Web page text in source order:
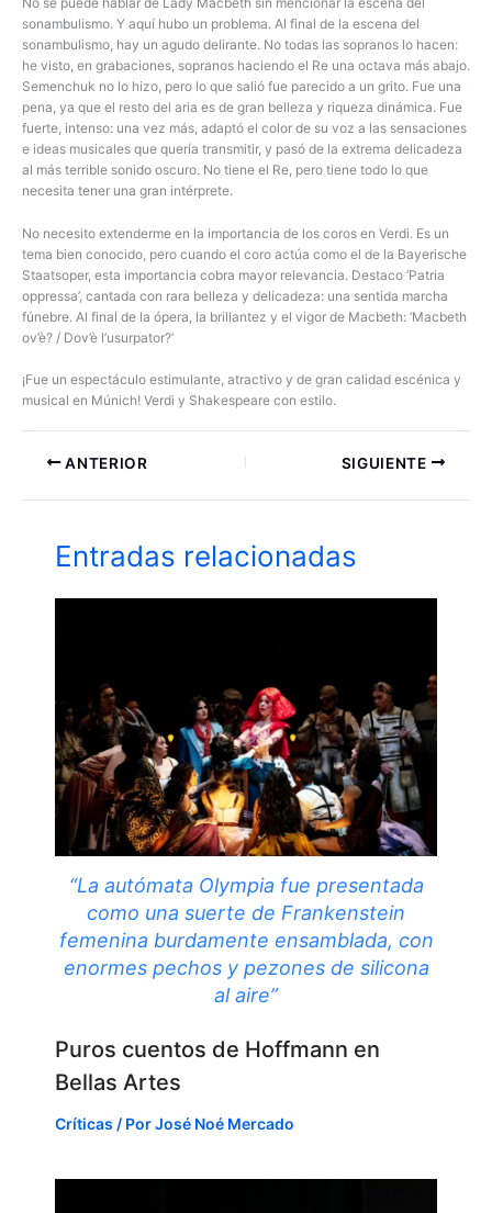
sonambulismo. Y aquí hubo un problema. Al final de la escena del
sonambulismo, hay un agudo delirante. No todas las sopranos lo hacen:
he visto, en grabaciones, sopranos haciendo el Re una octava más abajo.
Semenchuk no lo hizo, pero lo que salió fue parecido a un grito. Fue una
pena, ya que el resto del aria es de gran belleza y riqueza dinámica. Fue
fuerte, intenso: una vez más, adaptó el color de su voz a las sensaciones
e ideas musicales que quería transmitir, y pasó de la extrema delicadeza
al más terrible sonido oscuro. No tiene el Re, pero tiene todo lo que
necesita tener una gran intérprete.
No necesito extenderme en la importancia de los coros en Verdi. Es un
tema bien conocido, pero cuando el coro actúa como el de la Bayerische
Staatsoper, esta importancia cobra mayor relevancia. Destaco ‘Patria
oppressa’, cantada con rara belleza y delicadeza: una sentida marcha
fúnebre. Al final de la ópera, la brillantez y el vigor de Macbeth: ‘Macbeth
ov’è? / Dov’è l’usurpator?’
¡Fue un espectáculo estimulante, atractivo y de gran calidad escénica y
musical en Múnich! Verdi y Shakespeare con estilo.
ANTERIOR SIGUIENTE
Entradas relacionadas
“La autómata Olympia fue presentada
como una suerte de Frankenstein
femenina burdamente ensamblada, con
enormes pechos y pezones de silicona
al aire”
Puros cuentos de Hoffmann en
Bellas Artes
Críticas / PorJosé Noé Mercado